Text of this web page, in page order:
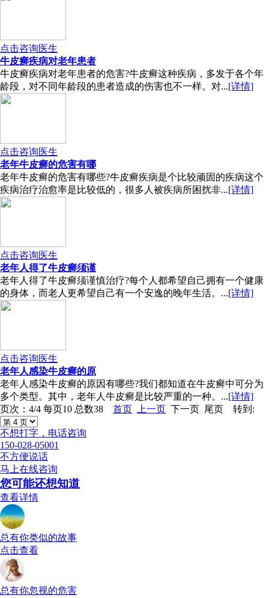
点击咨询医生
牛皮癣疾病对老年患者
牛皮癣疾病对老年患者的危害?牛皮癣这种疾病，多发于各个年
龄段，对不同年龄段的患者造成的伤害也不一样。对...[详情]
点击咨询医生
老年牛皮癣的危害有哪
老年牛皮癣的危害有哪些?牛皮癣疾病是个比较顽固的疾病这个
疾病治疗治愈率是比较低的，很多人被疾病所困扰非...[详情]
点击咨询医生
老年人得了牛皮癣须谨
老年人得了牛皮癣须谨慎治疗?每个人都希望自己拥有一个健康
的身体，而老人更希望自己有一个安逸的晚年生活。...[详情]
点击咨询医生
老年人感染牛皮癣的原
老年人感染牛皮癣的原因有哪些?我们都知道在牛皮癣中可分为
多个类型。其中，老年人牛皮癣是比较严重的一种。...[详情]
页次：4/4 每页10 总数38 首页 上一页 下一页 尾页 转到:
不想打字，电话咨询
150-028-05001
不方便说话
马上在线咨询
您可能还想知道
查看详情
总有你类似的故事
点击查看
总有你忽视的危害